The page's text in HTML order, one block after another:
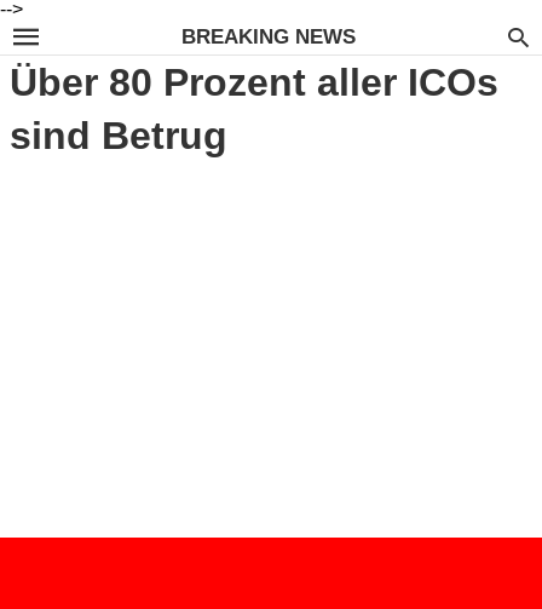
-->
BREAKING NEWS
Über 80 Prozent aller ICOs
sind Betrug